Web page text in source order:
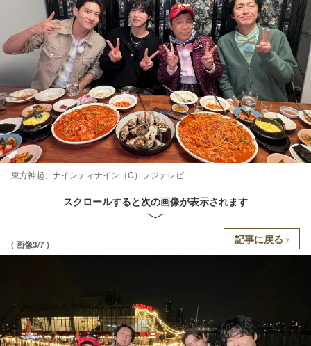
東方神起、ナインティナイン（C）フジテレビ
スクロールすると次の画像が表示されます
( 画像3/7 ) 記事に戻る